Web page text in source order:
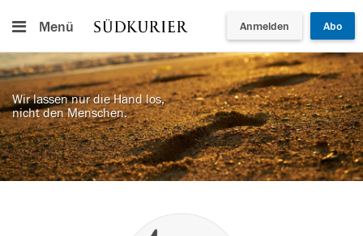
Menü Anmelden Abo
Wir lassen nur die Hand los,
nicht den Menschen.